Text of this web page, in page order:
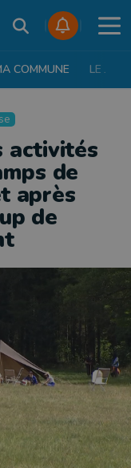
COMMUNE LE JT
activités
de
après
de